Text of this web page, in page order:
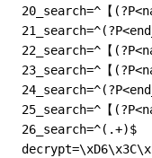
20_search=^【
22_search=^【
23_search=^【
25_search=^【
26_search=^(.+)$